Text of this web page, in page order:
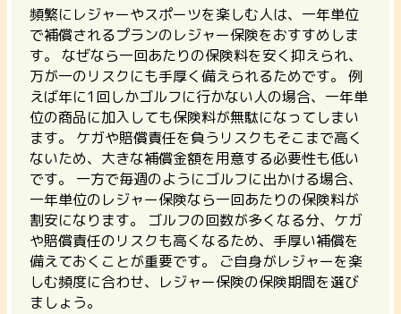
頻繁にレジャーやスポーツを楽しむ人は、一年単位
で補償されるプランのレジャー保険をおすすめしま
す。 なぜなら一回あたりの保険料を安く抑えられ、
万が一のリスクにも手厚く備えられるためです。 例
えば年に1回しかゴルフに行かない人の場合、一年単
位の商品に加入しても保険料が無駄になってしまい
ます。 ケガや賠償責任を負うリスクもそこまで高く
ないため、大きな補償金額を用意する必要性も低い
です。 一方で毎週のようにゴルフに出かける場合、
一年単位のレジャー保険なら一回あたりの保険料が
割安になります。 ゴルフの回数が多くなる分、ケガ
や賠償責任のリスクも高くなるため、手厚い補償を
備えておくことが重要です。 ご自身がレジャーを楽
しむ頻度に合わせ、レジャー保険の保険期間を選び
ましょう。